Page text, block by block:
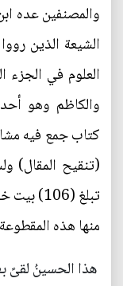
الشيعة الذين
العلوم في
والكاظم وهو أحد
كتاب جمع فيه
(تنقيح المقال)
تبلغ
منها هذه
هذا الحسينُ لقىً